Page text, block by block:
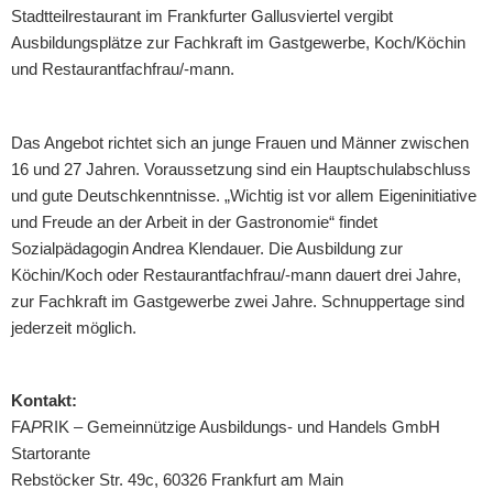
Stadtteilrestaurant im Frankfurter Gallusviertel vergibt
Ausbildungsplätze zur Fachkraft im Gastgewerbe, Koch/Köchin
und Restaurantfachfrau/-mann.
Das Angebot richtet sich an junge Frauen und Männer zwischen
16 und 27 Jahren. Voraussetzung sind ein Hauptschulabschluss
und gute Deutschkenntnisse. „Wichtig ist vor allem Eigeninitiative
und Freude an der Arbeit in der Gastronomie“ findet
Sozialpädagogin Andrea Klendauer. Die Ausbildung zur
Köchin/Koch oder Restaurantfachfrau/-mann dauert drei Jahre,
zur Fachkraft im Gastgewerbe zwei Jahre. Schnuppertage sind
jederzeit möglich.
Kontakt:
FAPRIK – Gemeinnützige Ausbildungs- und Handels GmbH
Startorante
Rebstöcker Str. 49c, 60326 Frankfurt am Main